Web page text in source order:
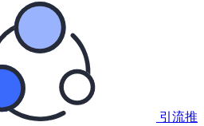
引流推